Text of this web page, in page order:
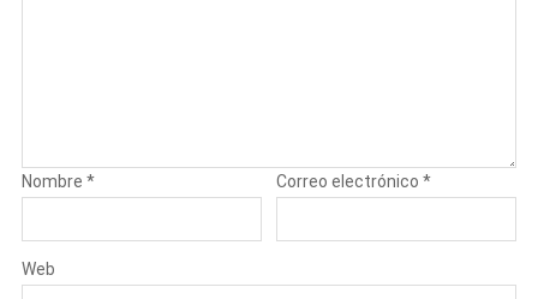
Nombre * Correo electrónico*
Web